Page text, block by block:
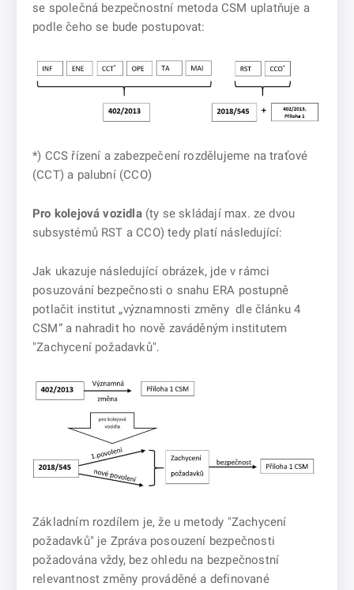
se společná bezpečnostní metoda CSM uplatňuje a
podle čeho se bude postupovat:
*) CCS řízení a zabezpečení rozdělujeme na traťové
(CCT) a palubní (CCO)
Pro kolejová vozidla(ty se skládají max. ze dvou
subsystémů RST a CCO) tedy platí následující:
Jak ukazuje následující obrázek, jde v rámci
posuzování bezpečnosti o snahu ERA postupně
potlačit institut „významnosti změny dle článku 4
CSM“ a nahradit ho nově zaváděným institutem
"Zachycení požadavků".
Základním rozdílem je, že u metody "Zachycení
požadavků" je Zpráva posouzení bezpečnosti
požadována vždy, bez ohledu na bezpečnostní
relevantnost změny prováděné a definované